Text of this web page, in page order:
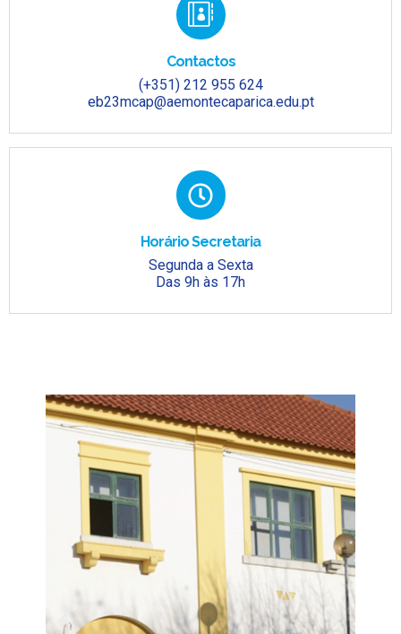
Contactos
(+351) 212 955 624
eb23mcap@aemontecaparica.edu.pt
Horário Secretaria
Segunda a Sexta
Das 9h às 17h